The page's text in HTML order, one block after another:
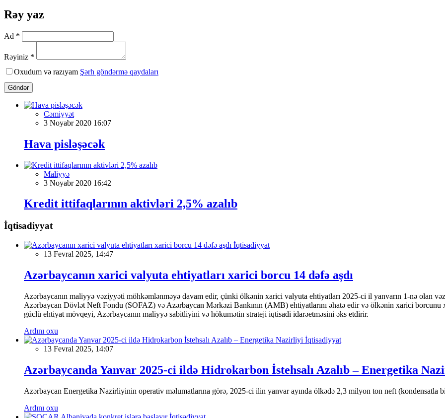
Rəy yaz
Ad *
Rəyiniz *
Oxudum və razıyam Şərh göndərmə qaydaları
Göndər
Cəmiyyət
3 Noyabr 2020 16:07
Hava pisləşəcək
Maliyyə
3 Noyabr 2020 16:42
Kredit ittifaqlarının aktivləri 2,5% azalıb
İqtisadiyyat
İqtisadiyyat
13 Fevral 2025, 14:47
Azərbaycanın xarici valyuta ehtiyatları xarici borcu 14 dəfə aşdı
Azərbaycanın maliyyə vəziyyəti möhkəmlənməyə davam edir, çünki ölkənin xarici valyuta ehtiyatları 2025-ci il yanvarın 1-nə olan
Azərbaycan Dövlət Neft Fondu (SOFAZ) və Azərbaycan Mərkəzi Bankının (AMB) ehtiyatlarını əhatə edir və ölkənin xarici
güclü ehtiyat mövqeyi, Azərbaycanın maliyyə sabitliyini və hökumətin strateji iqtisadi idarəetməsini əks etdirir.
Ardını oxu
İqtisadiyyat
13 Fevral 2025, 14:07
Azərbaycanda Yanvar 2025-ci ildə Hidrokarbon İstehsalı Azalıb – Energetika
Azərbaycan Energetika Nazirliyinin operativ məlumatlarına görə, 2025-ci ilin yanvar ayında ölkədə 2,3 milyon ton neft (kondensatla
Ardını oxu